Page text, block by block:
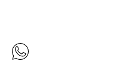
Instagram